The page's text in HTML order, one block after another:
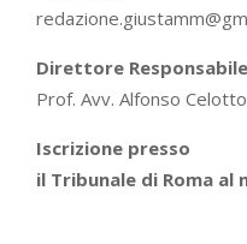
Direttore
Prof. Avv. Alfonso Celotto
Iscrizione presso
il Tribunale di Roma al